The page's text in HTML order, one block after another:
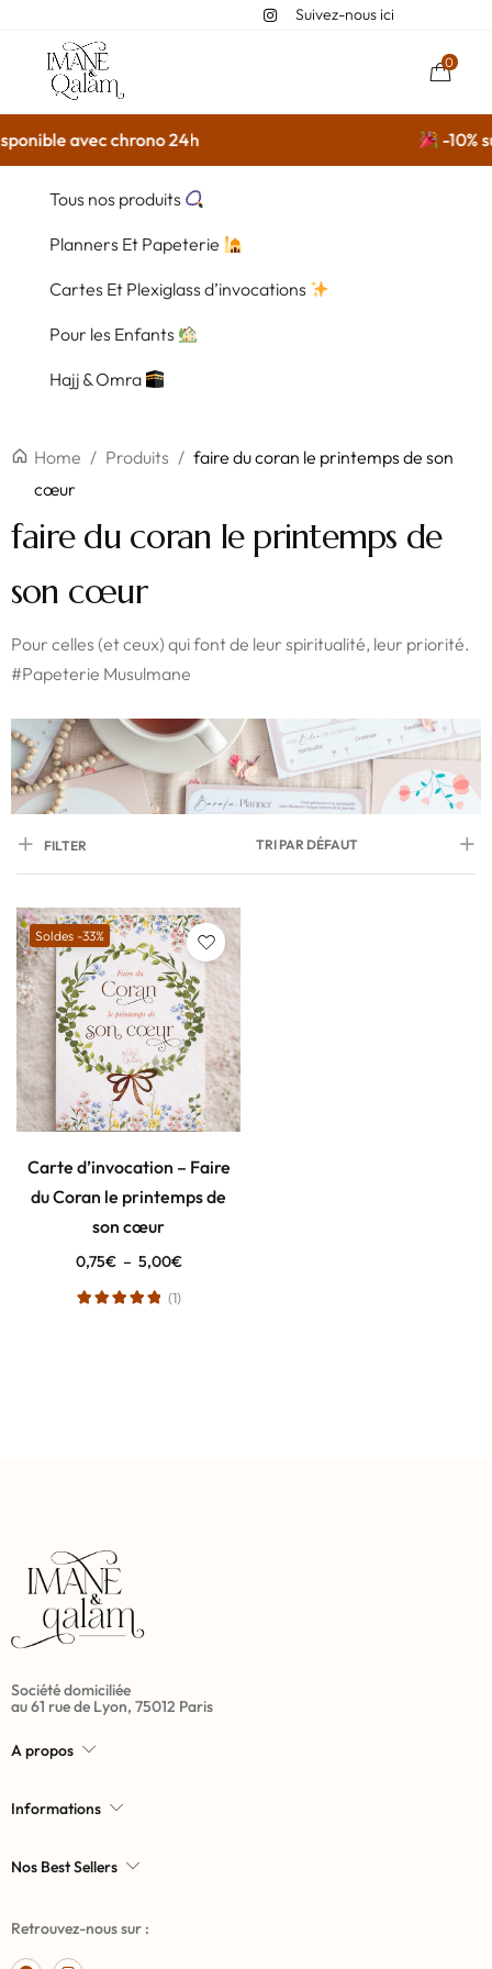
Suivez-nous ici
0
avec chrono 24h -10%
Tous nos produits
Planners Et Papeterie
Cartes Et Plexiglass d’invocations
Pour les Enfants
Hajj & Omra
Home / Produits / faire du coran le printemps de son
cœur
faire du coran le printemps de
son cœur
Pour celles (et ceux) qui font de leur spiritualité, leur priorité.
#Papeterie Musulmane
FILTER TRI PAR DÉFAUT
Soldes -33%
Carte d’invocation – Faire
du Coran le printemps de
son cœur
0,75€ – 5,00€
(1)
Société domiciliée
au 61 rue de Lyon, 75012 Paris
A propos
Informations
Nos Best Sellers
Retrouvez-nous sur :